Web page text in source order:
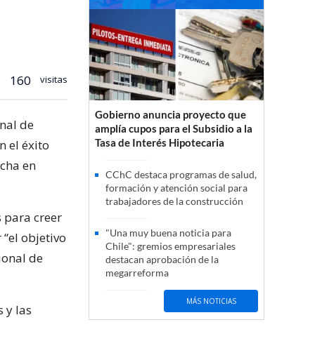
160 visitas
de
el éxito
en
para creer
objetivo
de
y las
Gobierno anuncia proyecto que
amplía cupos para el Subsidio a la
Tasa de Interés Hipotecaria
CChC destaca programas de salud,
formación y atención social para
trabajadores de la construcción
"Una muy buena noticia para
Chile": gremios empresariales
destacan aprobación de la
megarreforma
MÁS NOTICIAS